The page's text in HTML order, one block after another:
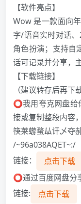
【软件亮点】
Wow 是一款面向
字/语音实时对话
角色扮演；支持自
话可记录并分享，
【下载链接】
（建议转存后再下
⭕我用夸克网盘给
接或复制整段内容
筷莱蝣蝥厸讦乄​夺
/~96a038AQET~:/
链接：
点击下载
⭕通过百度网盘分
链接:
点击下载